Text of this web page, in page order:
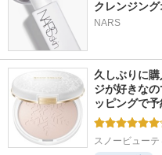
クレンジング
NARS
久しぶりに
ジが好きな
ッピングで
スノービュー